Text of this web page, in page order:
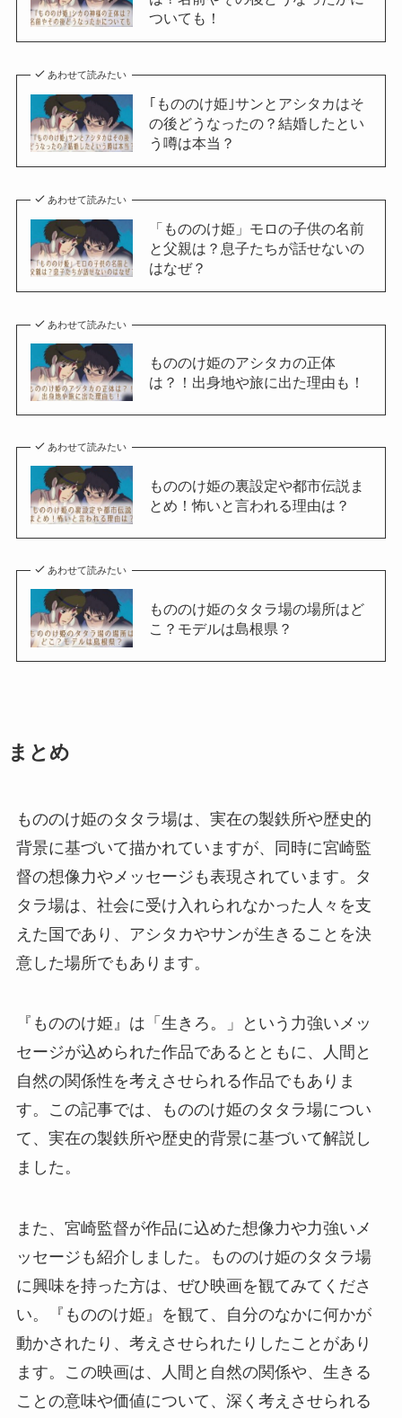
ついても！
あわせて読みたい
｢もののけ姫｣サンとアシタカはそ
の後どうなったの？結婚したとい
う噂は本当？
あわせて読みたい
「もののけ姫」モロの子供の名前
と父親は？息子たちが話せないの
はなぜ？
あわせて読みたい
もののけ姫のアシタカの正体
は？！出身地や旅に出た理由も！
あわせて読みたい
もののけ姫の裏設定や都市伝説ま
とめ！怖いと言われる理由は？
あわせて読みたい
もののけ姫のタタラ場の場所はど
こ？モデルは島根県？
まとめ
もののけ姫のタタラ場は、実在の製鉄所や歴史的
背景に基づいて描かれていますが、同時に宮崎監
督の想像力やメッセージも表現されています。タ
タラ場は、社会に受け入れられなかった人々を支
えた国であり、アシタカやサンが生きることを決
意した場所でもあります。
『もののけ姫』は「生きろ。」という力強いメッ
セージが込められた作品であるとともに、人間と
自然の関係性を考えさせられる作品でもありま
す。この記事では、もののけ姫のタタラ場につい
て、実在の製鉄所や歴史的背景に基づいて解説し
ました。
また、宮崎監督が作品に込めた想像力や力強いメ
ッセージも紹介しました。もののけ姫のタタラ場
に興味を持った方は、ぜひ映画を観てみてくださ
い。『もののけ姫』を観て、自分のなかに何かが
動かされたり、考えさせられたりしたことがあり
ます。この映画は、人間と自然の関係や、生きる
ことの意味や価値について、深く考えさせられる